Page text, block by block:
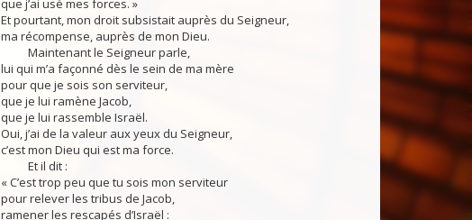
que j’ai usé mes forces. »
Et pourtant, mon droit subsistait auprès du Seigneur,
ma récompense, auprès de mon Dieu.
Maintenant le Seigneur parle,
lui qui m’a façonné dès le sein de ma mère
pour que je sois son serviteur,
que je lui ramène Jacob,
que je lui rassemble Israël.
Oui, j’ai de la valeur aux yeux du Seigneur,
c’est mon Dieu qui est ma force.
Et il dit :
« C’est trop peu que tu sois mon serviteur
pour relever les tribus de Jacob,
ramener les rescapés d’Israël :